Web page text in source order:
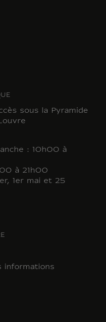
sous la Pyramide
: 10h00 à
à 21h00
1er mai et 25
informations